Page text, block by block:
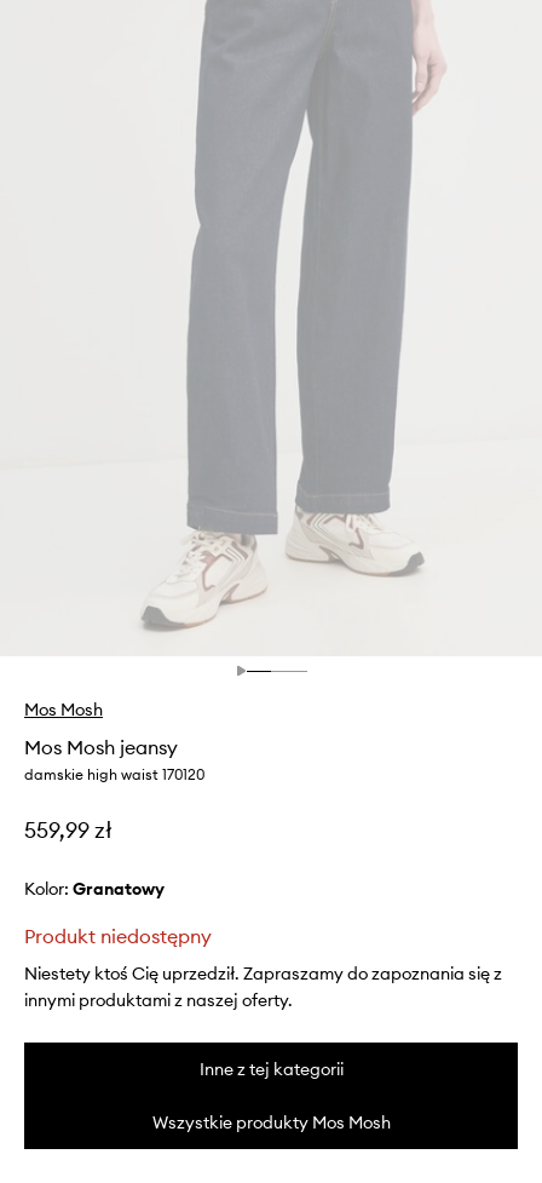
Mos Mosh
Mos Mosh jeansy
damskie high waist 170120
559,99 zł
Kolor: granatowy
Produkt niedostępny
Niestety ktoś Cię uprzedził. Zapraszamy do zapoznania się z
innymi produktami z naszej oferty.
Inne z tej kategorii
Wszystkie produkty Mos Mosh